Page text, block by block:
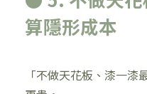
算隱形成本
「不做天花板、漆一